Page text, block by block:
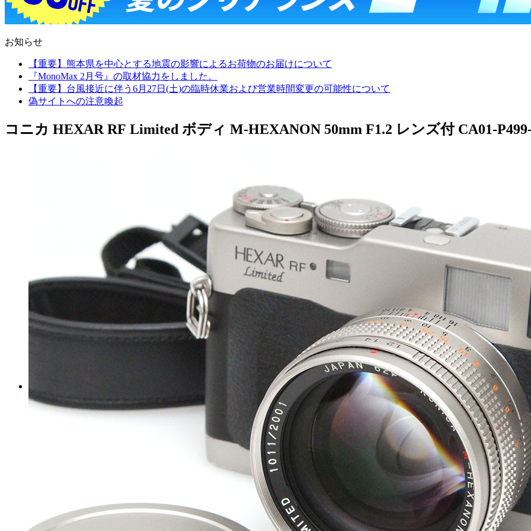
お知らせ
【重要】熊本県を中心とする地震の影響によるお荷物のお届けについて
『MonoMax 2月号』の取材協力をしました。
【重要】台風接近に伴う6月27日(土)の臨時休業および営業時間変更の可能性について
偽サイトへの注意喚起
コニカ HEXAR RF Limited ボディ M-HEXANON 50mm F1.2 レンズ付 CA01-